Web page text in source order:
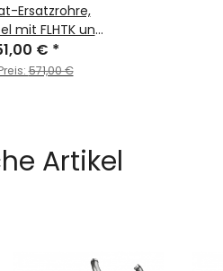
Ersatzrohre,
mit FLHTK und
- ULTRA LIMITED /
€ *
571,00 €
Artikel